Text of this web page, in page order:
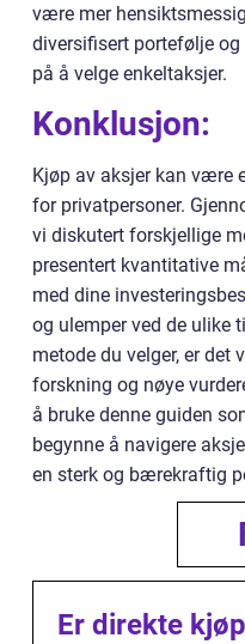
være mer
diversifisert portefølje
på å velge enkeltaksjer.
Konklusjon:
Kjøp av aksjer kan være
for privatpersoner.
vi diskutert forskjellige
presentert kvantitative
med dine
og ulemper ved de ulike
metode du velger, er
forskning og nøye
å bruke denne guiden
begynne å navigere
en sterk og bærekraftig
Er direkte